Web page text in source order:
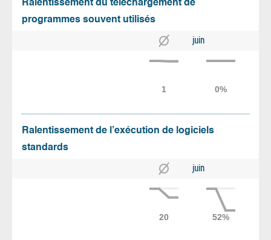
Ralentissement du téléchargement de
programmes souvent utilisés
juin
Ralentissement de l’exécution de logiciels
standards
juin